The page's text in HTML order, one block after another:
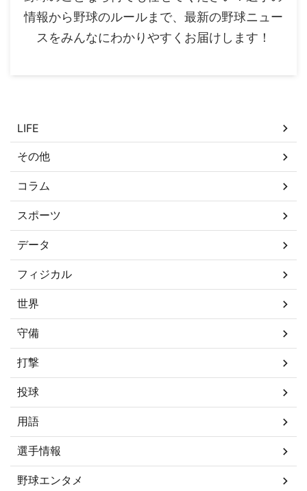
情報から野球のルールまで、最新の野球ニュー
スをみんなにわかりやすくお届けします！
LIFE
その他
コラム
スポーツ
データ
フィジカル
世界
守備
打撃
投球
用語
選手情報
野球エンタメ